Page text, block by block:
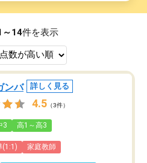
～14件を表示
ンバ 詳しく見る
4.5 （3件）
3 高1～高3
(1:1) 家庭教師